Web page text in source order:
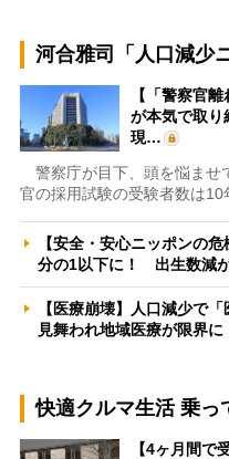
河合雅司「人口減少
【「警察官
が本気で取
現…
警察庁が目下、頭を悩ませ
官の採用試験の受験者数は10
【安全・安心ニッポンの
分の1以下に！ 出生数減
【医療崩壊】人口減少で
見舞われ地域医療が限界
快適クルマ生活 乗っ
【4ヶ月間で